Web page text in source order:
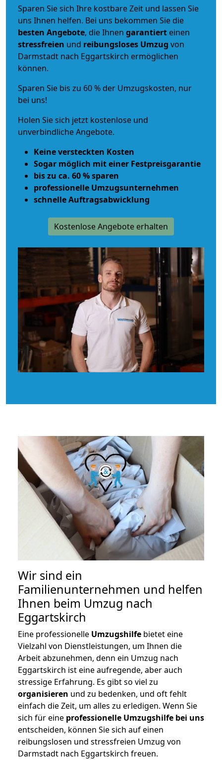
Sparen Sie sich Ihre kostbare Zeit und lassen Sie
uns Ihnen helfen. Bei uns bekommen Sie die
besten Angebote, die Ihnen garantiert einen
stressfreien und reibungsloses Umzug von
Darmstadt nach Eggartskirch ermöglichen
können.
Sparen Sie bis zu 60 % der Umzugskosten, nur
bei uns!
Holen Sie sich jetzt kostenlose und
unverbindliche Angebote.
Keine versteckten Kosten
Sogar möglich mit einer Festpreisgarantie
bis zu ca. 60 % sparen
professionelle Umzugsunternehmen
schnelle Auftragsabwicklung
Kostenlose Angebote erhalten
Wir sind ein
Familienunternehmen und helfen
Ihnen beim Umzug nach
Eggartskirch
Eine professionelle Umzugshilfe bietet eine
Vielzahl von Dienstleistungen, um Ihnen die
Arbeit abzunehmen, denn ein Umzug nach
Eggartskirch ist eine aufregende, aber auch
stressige Erfahrung. Es gibt so viel zu
organisieren und zu bedenken, und oft fehlt
einfach die Zeit, um alles zu erledigen. Wenn Sie
sich für eine professionelle Umzugshilfe bei uns
entscheiden, können Sie sich auf einen
reibungslosen und stressfreien Umzug von
Darmstadt nach Eggartskirch freuen.